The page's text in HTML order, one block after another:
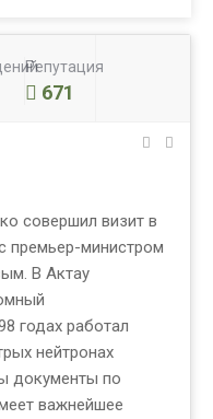
Репутация
671
совершил визит в
премьер-министром
В Актау
годах работал
нейтронах
документы по
важнейшее